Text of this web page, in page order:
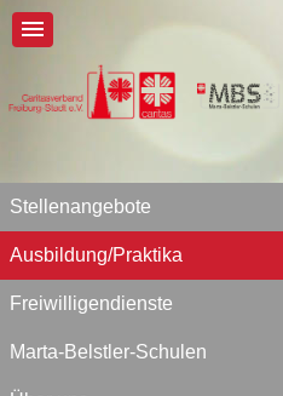
Stellenangebote
Ausbildung/Praktika
Freiwilligendienste
Marta-Belstler-Schulen